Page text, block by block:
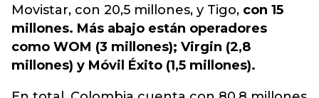
Movistar, con 20,5 millones, y Tigo, con 15
millones. Más abajo están operadores
como WOM (3 millones); Virgin (2,8
millones) y Móvil Éxito (1,5 millones).